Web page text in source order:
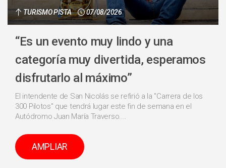
TURISMO PISTA 07/08/2026
“Es un evento muy lindo y una
categoría muy divertida, esperamos
disfrutarlo al máximo”
El intendente de San Nicolás se refirió a la "Carrera de los
300 Pilotos" que tendrá lugar este fin de semana en el
Autódromo Juan María Traverso....
AMPLIAR